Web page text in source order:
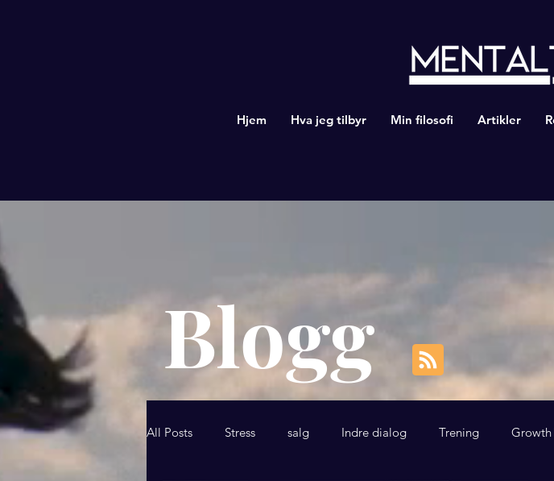
Hjem Hva jeg tilbyr Min filosofi Artikler
Blogg
All Posts Stress salg Indre dialog Trening